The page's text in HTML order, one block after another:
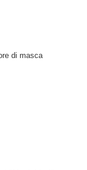
di masca